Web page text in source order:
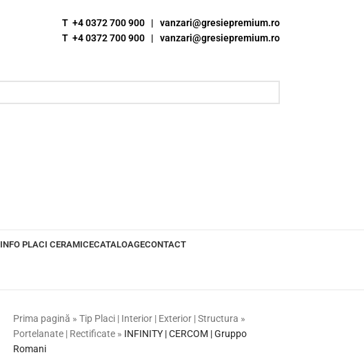
T +4 0372 700 900 | vanzari@gresiepremium.ro
T +4 0372 700 900 | vanzari@gresiepremium.ro
INFO PLACI CERAMICECATALOAGECONTACT
Prima pagină » Tip Placi | Interior | Exterior | Structura »
Portelanate | Rectificate » INFINITY | CERCOM | Gruppo
Romani